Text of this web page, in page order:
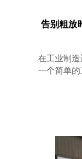
告别粗放
在工业制
一个简单